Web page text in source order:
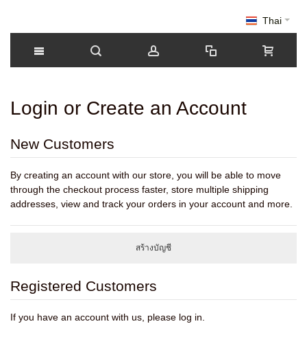
Thai
Login or Create an Account
New Customers
By creating an account with our store, you will be able to move
through the checkout process faster, store multiple shipping
addresses, view and track your orders in your account and more.
สร้างบัญชี
Registered Customers
If you have an account with us, please log in.